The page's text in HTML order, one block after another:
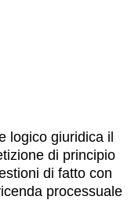
logico giuridica il
di principio
di fatto con
processuale